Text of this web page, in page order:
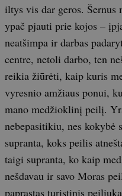
iltys vis dar geros.
ypač pjauti prie kojos –
neatšimpa ir darbas
centre, netoli darbo, ten
reikia žiūrėti, kaip kuris
vyresnio amžiaus ponui,
mano medžioklinį peilį.
nebepasitikiu, nes kokybė
supranta, koks peilis
taigi supranta, ko kaip
nešdavau ir savo Moras
paprastas turistinis